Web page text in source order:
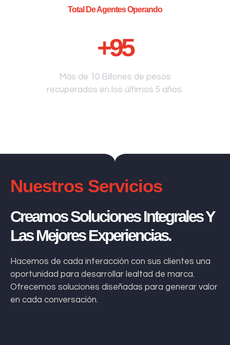
Total De Agentes Operando
+95
Más de 10 Billones de pesos
recuperados en los últimos 5 años.
Nuestros Servicios
Creamos Soluciones Integrales Y
Las Mejores Experiencias.
Hacemos de cada interacción con sus clientes una
oportunidad para desarrollar lealtad de marca.
Ofrecemos soluciones diseñadas para generar valor
en cada conversación.